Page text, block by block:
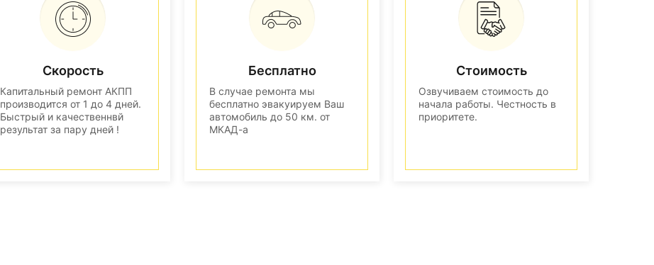
Скорость
Капитальный ремонт АКПП
производится от 1 до 4 дней.
Быстрый и качественнвй
результат за пару дней !
Бесплатно
В случае ремонта мы
бесплатно эвакуируем Ваш
автомобиль до 50 км. от
МКАД-а
Стоимость
Озвучиваем стоимость до
начала работы. Честность в
приоритете.